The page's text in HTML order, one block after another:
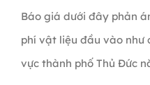
Báo giá dưới đây phản
phí vật liệu đầu vào
vực thành phố Thủ Đức